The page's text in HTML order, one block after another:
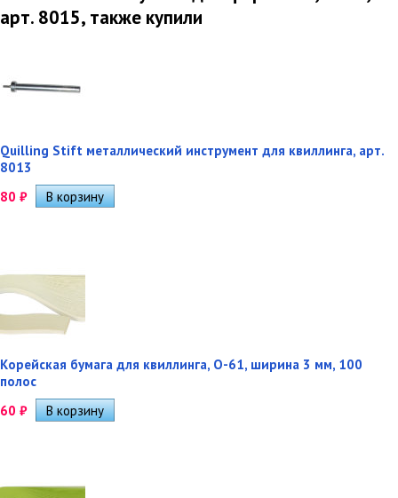
арт. 8015, также купили
Quilling Stift металлический инструмент для квиллинга, арт.
8013
80 ₽
Корейская бумага для квиллинга, O-61, ширина 3 мм, 100
полос
60 ₽